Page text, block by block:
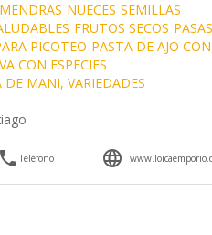
NUECES SEMILLAS
FRUTOS SECOS
PICOTEO PASTA DE AJO CON
CON ESPECIES
MANI, VARIEDADES
Teléfono 